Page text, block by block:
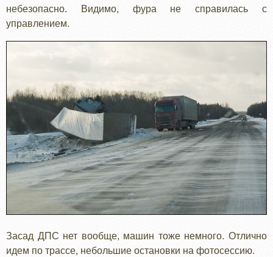
небезопасно. Видимо, фура не справилась с
управлением.
Засад ДПС нет вообще, машин тоже немного. Отлично
идем по трассе, небольшие остановки на фотосессию.